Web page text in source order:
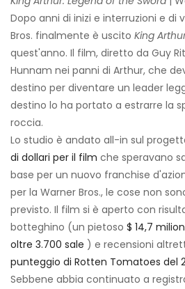
Dopo anni di inizi e interruzioni e di
Bros. finalmente è uscito King
quest'anno. Il film, diretto da Guy
Hunnam nei panni di Arthur, che
destino per diventare un leader
destino lo ha portato a estrarre la
roccia.
Lo studio è andato all-in sul
di dollari per il film che speravano
base per un nuovo franchise
per la Warner Bros., le cose non
previsto. Il film si è aperto con
botteghino (un pietoso $ 14,7
oltre 3.700 sale ) e recensioni
punteggio di Rotten Tomatoes del
Sebbene abbia continuato a